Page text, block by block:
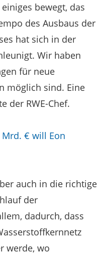
bewegt, das
des Ausbaus der
hat sich in der
Wir haben
für neue
möglich sind. Eine
der RWE-Chef.
Mrd. € will Eon
auch in die richtige
der
dadurch, dass
werde, wo